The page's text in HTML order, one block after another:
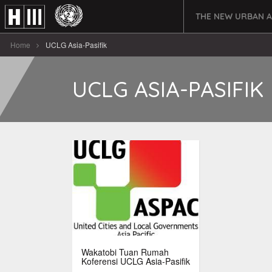
THE NEW URBAN
Home UCLG Asia-Pasifik
UCLG ASIA-PASIFIK
Wakatobi Tuan Rumah
Koferensi UCLG Asia-Pasifik